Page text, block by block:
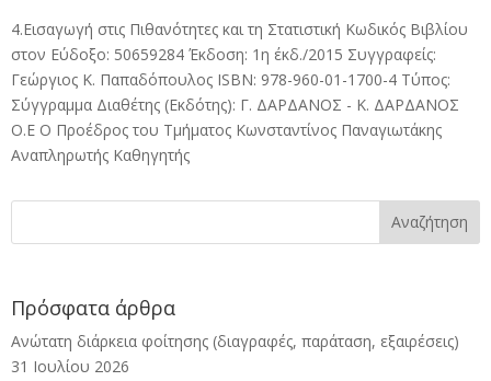
4.Εισαγωγή στις Πιθανότητες και τη Στατιστική Κωδικός Βιβλίου
στον Εύδοξο: 50659284 Έκδοση: 1η έκδ./2015 Συγγραφείς:
Γεώργιος Κ. Παπαδόπουλος ISBN: 978-960-01-1700-4 Τύπος:
Σύγγραμμα Διαθέτης (Εκδότης): Γ. ΔΑΡΔΑΝΟΣ - Κ. ΔΑΡΔΑΝΟΣ
Ο.Ε O Προέδρος του Τμήματος Κωνσταντίνος Παναγιωτάκης
Αναπληρωτής Καθηγητής
Πρόσφατα άρθρα
Ανώτατη διάρκεια φοίτησης (διαγραφές, παράταση, εξαιρέσεις)
31 Ιουλίου 2026